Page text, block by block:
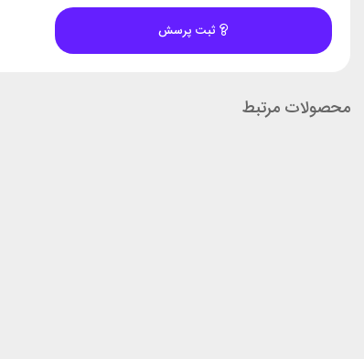
ثبت پرسش
محصولات مرتبط